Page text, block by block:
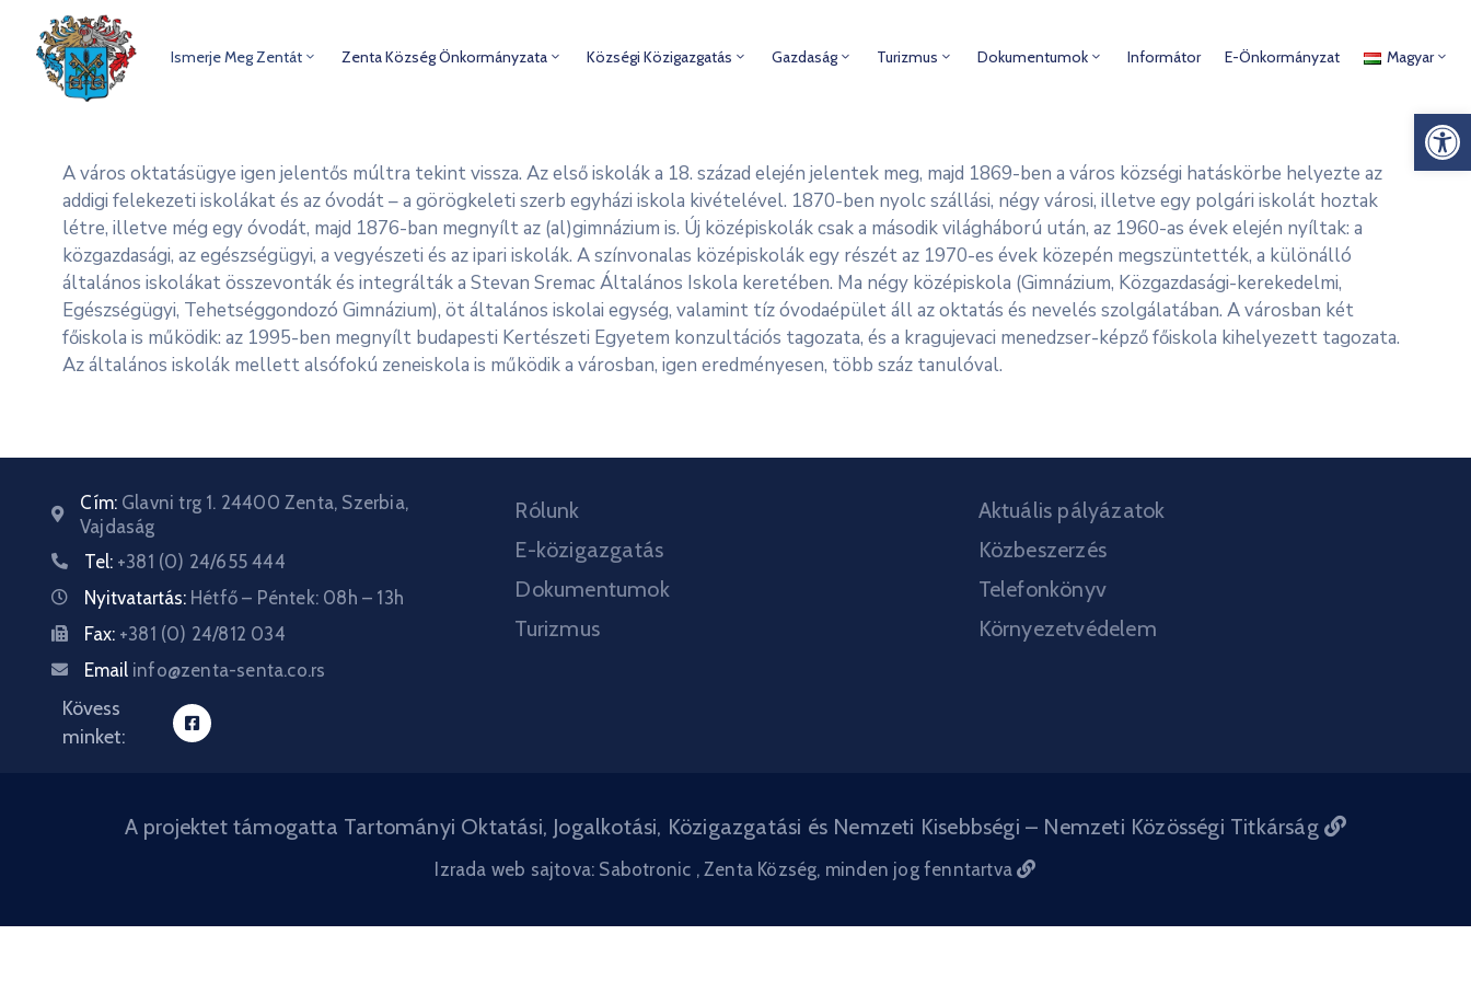
Ismerje Meg Zentát Zenta Község Önkormányzata Községi Közigazgatás Gazdaság Turizmus Dokumentumok Informátor E-Önkormányzat Magyar
A város oktatásügye igen jelentős múltra tekint vissza. Az első iskolák a 18. század elején jelentek meg, majd 1869-ben a város községi hatáskörbe helyezte az
addigi felekezeti iskolákat és az óvodát – a görögkeleti szerb egyházi iskola kivételével. 1870-ben nyolc szállási, négy városi, illetve egy polgári iskolát hoztak
létre, illetve még egy óvodát, majd 1876-ban megnyílt az (al)gimnázium is. Új középiskolák csak a második világháború után, az 1960-as évek elején nyíltak: a
közgazdasági, az egészségügyi, a vegyészeti és az ipari iskolák. A színvonalas középiskolák egy részét az 1970-es évek közepén megszüntették, a különálló
általános iskolákat összevonták és integrálták a Stevan Sremac Általános Iskola keretében. Ma négy középiskola (Gimnázium, Közgazdasági-kerekedelmi,
Egészségügyi, Tehetséggondozó Gimnázium), öt általános iskolai egység, valamint tíz óvodaépület áll az oktatás és nevelés szolgálatában. A városban két
főiskola is működik: az 1995-ben megnyílt budapesti Kertészeti Egyetem konzultációs tagozata, és a kragujevaci menedzser-képző főiskola kihelyezett tagozata.
Az általános iskolák mellett alsófokú zeneiskola is működik a városban, igen eredményesen, több száz tanulóval.
Cím: Glavni trg 1. 24400 Zenta, Szerbia,
Vajdaság
Tel: +381 (0) 24/655 444
Nyitvatartás: Hétfő – Péntek: 08h – 13h
Fax: +381 (0) 24/812 034
Email info@zenta-senta.co.rs
Kövess
minket:
Rólunk
E-közigazgatás
Dokumentumok
Turizmus
Aktuális pályázatok
Közbeszerzés
Telefonkönyv
Környezetvédelem
A projektet támogatta Tartományi Oktatási, Jogalkotási, Közigazgatási és Nemzeti Kisebbségi – Nemzeti Közösségi Titkárság
Izrada web sajtova: Sabotronic , Zenta Község, minden jog fenntartva